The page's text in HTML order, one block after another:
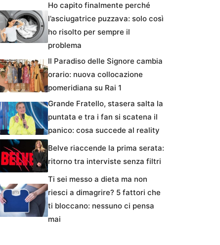
Ho capito finalmente perché
l’asciugatrice puzzava: solo così
ho risolto per sempre il
problema
Il Paradiso delle Signore cambia
orario: nuova collocazione
pomeridiana su Rai 1
Grande Fratello, stasera salta la
puntata e tra i fan si scatena il
panico: cosa succede al reality
Belve riaccende la prima serata:
ritorno tra interviste senza filtri
Ti sei messo a dieta ma non
riesci a dimagrire? 5 fattori che
ti bloccano: nessuno ci pensa
mai